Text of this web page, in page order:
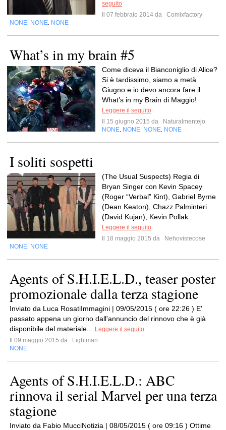
seguito
Il 07 febbraio 2014 da
Comixfactory
NONE NONE NONE
What’s in my brain #5
Come diceva il Bianconiglio di Alice?
Si è tardissimo, siamo a metà
Giugno e io devo ancora fare il
What’s in my Brain di Maggio!
Leggere il seguito
Il 15 giugno 2015 da
Naturalmentejo
NONE NONE NONE NONE
I soliti sospetti
(The Usual Suspects) Regia di
Bryan Singer con Kevin Spacey
(Roger “Verbal” Kint), Gabriel Byrne
(Dean Keaton), Chazz Palminteri
(David Kujan), Kevin Pollak...
Leggere il seguito
Il 18 maggio 2015 da
Nehovistecose
NONE NONE
Agents of S.H.I.E.L.D., teaser poster
promozionale dalla terza stagione
Inviato da Luca RosatiImmagini | 09/05/2015 ( ore 22:26 ) E'
passato appena un giorno dall'annuncio del rinnovo che è già
disponibile del materiale...
Leggere il seguito
Il 09 maggio 2015 da
Lightman
NONE
Agents of S.H.I.E.L.D.: ABC
rinnova il serial Marvel per una terza
stagione
Inviato da Fabio MucciNotizia | 08/05/2015 ( ore 09:16 ) Ottime